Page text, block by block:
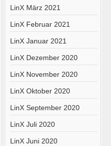
LinX März 2021
LinX Februar 2021
LinX Januar 2021
LinX Dezember 2020
LinX November 2020
LinX Oktober 2020
LinX September 2020
LinX Juli 2020
LinX Juni 2020